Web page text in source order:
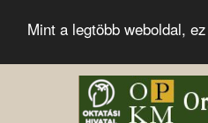
Mint a legtöbb weboldal,